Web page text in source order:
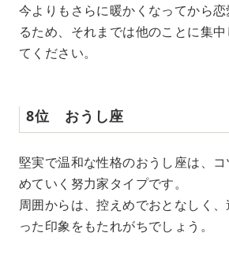
今よりもさらに暖かくなってから
るため、それまでは他のことに集
てください。
8位 おうし座
堅実で温和な性格のおうし座は、
めていく努力家タイプです。
周囲からは、控えめでおとなしく
った印象をもたれがちでしょう。